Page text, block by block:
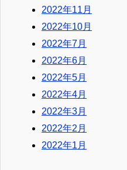
2022年11月
2022年10月
2022年7月
2022年6月
2022年5月
2022年4月
2022年3月
2022年2月
2022年1月